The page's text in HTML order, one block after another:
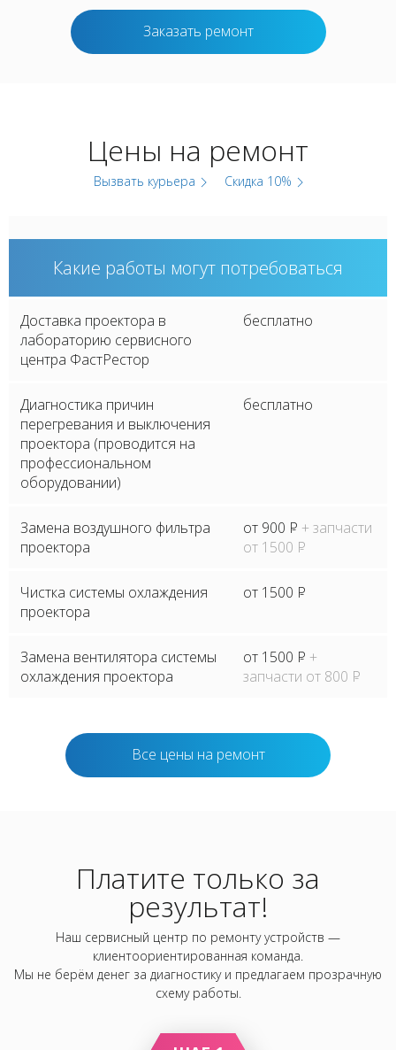
Заказать ремонт
Цены на ремонт
Вызвать курьера Скидка 10%
Какие работы могут потребоваться
Доставка проектора в
лабораторию сервисного
центра ФастРестор
бесплатно
Диагностика причин
перегревания и выключения
проектора (проводится на
профессиональном
оборудовании)
бесплатно
Замена воздушного фильтра
проектора
от 900 P + запчасти
от 1500 P
Чистка системы охлаждения
проектора
от 1500 P
Замена вентилятора системы
охлаждения проектора
от 1500 P +
запчасти от 800 P
Все цены на ремонт
Платите только за
результат!
Наш сервисный центр по ремонту устройств —
клиентоориентированная команда.
Мы не берём денег за диагностику и предлагаем прозрачную
схему работы.